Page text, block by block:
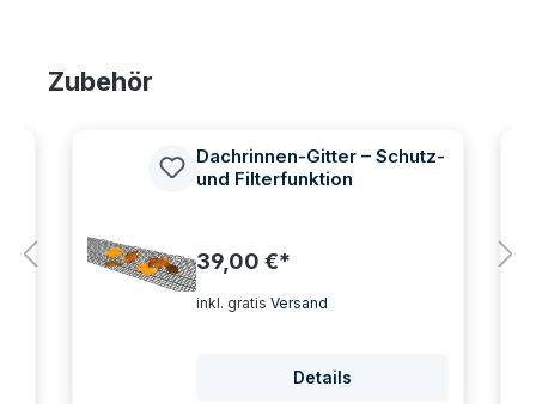
Produktgalerie überspringen
Zubehör
Dachrinnen-Gitter – Schutz-
und Filterfunktion
39,00 €*
inkl. gratis Versand
Details